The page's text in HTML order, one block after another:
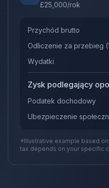
£25,000/rok
Przychód brutto
Odliczenie za przebieg (
Wydatki
Zysk podlegający
Podatek dochodowy
Ubezpieczenie
*Illustrative example based
tax depends on your specific